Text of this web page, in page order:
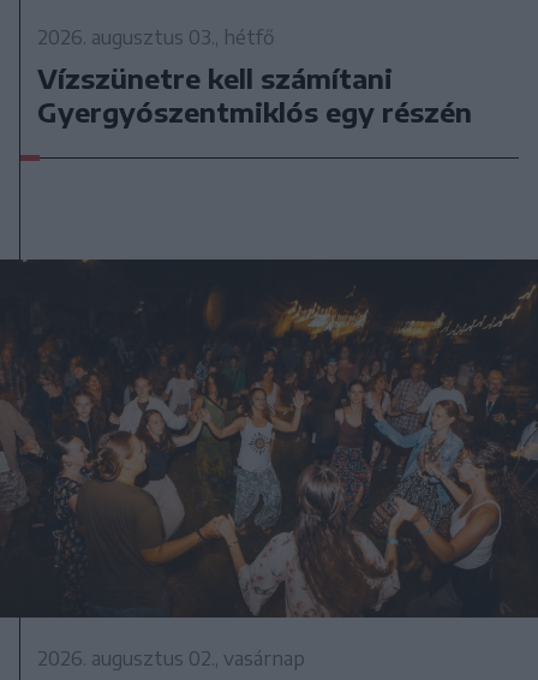
2026. augusztus 03., hétfő
Vízszünetre kell számítani
Gyergyószentmiklós egy részén
2026. augusztus 02., vasárnap